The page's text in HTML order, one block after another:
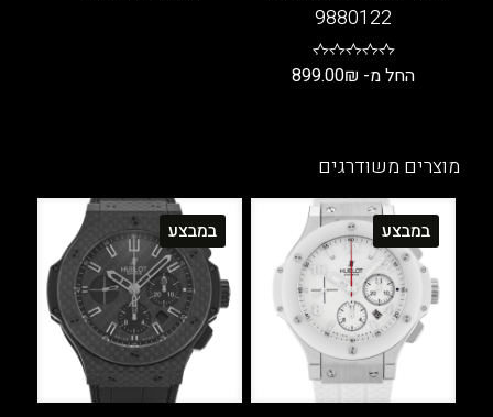
9880122
החל מ- 899.00₪
יש
סוגים.
ניתן
לבחור
את
האפשרויות
בעמוד
המוצר
את
האפשרויות
בעמוד
המוצר
מוצרים משודרגים
במבצע במבצע